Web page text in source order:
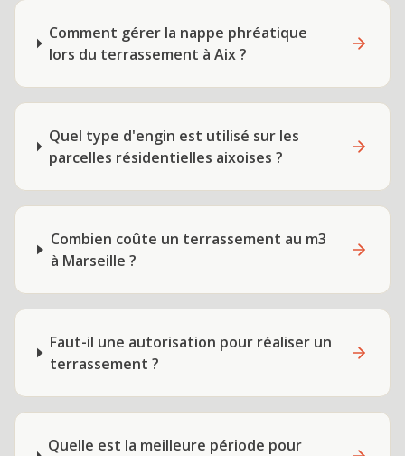
Comment gérer la nappe phréatique
lors du terrassement à Aix ?
Quel type d'engin est utilisé sur les
parcelles résidentielles aixoises ?
Combien coûte un terrassement au m3
à Marseille ?
Faut-il une autorisation pour réaliser un
terrassement ?
Quelle est la meilleure période pour